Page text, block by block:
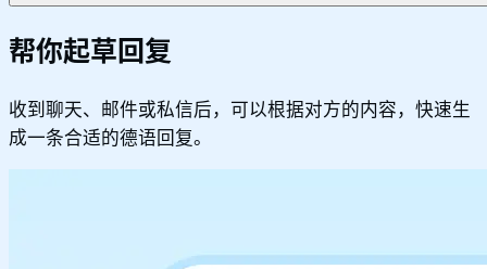
帮你起草回复
收到聊天、邮件或私信后，可以根据对方的内容，快速生
成一条合适的德语回复。